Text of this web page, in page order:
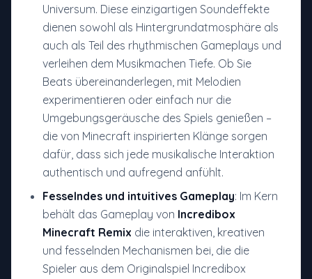
Universum. Diese einzigartigen Soundeffekte
dienen sowohl als Hintergrundatmosphäre als
auch als Teil des rhythmischen Gameplays und
verleihen dem Musikmachen Tiefe. Ob Sie
Beats übereinanderlegen, mit Melodien
experimentieren oder einfach nur die
Umgebungsgeräusche des Spiels genießen –
die von Minecraft inspirierten Klänge sorgen
dafür, dass sich jede musikalische Interaktion
authentisch und aufregend anfühlt.
Fesselndes und intuitives Gameplay: Im Kern
behält das Gameplay von Incredibox
Minecraft Remix die interaktiven, kreativen
und fesselnden Mechanismen bei, die die
Spieler aus dem Originalspiel Incredibox